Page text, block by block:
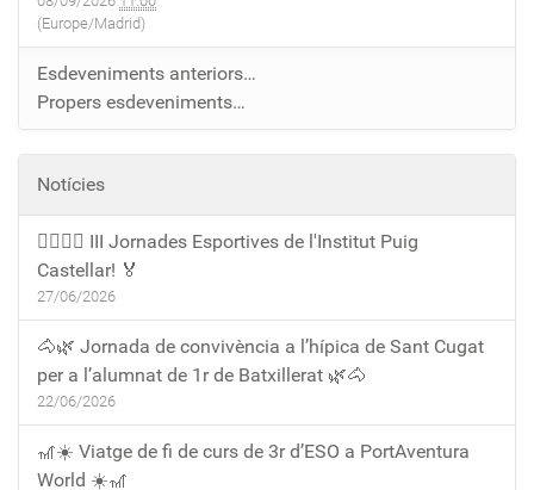
(Europe/Madrid)
Esdeveniments anteriors…
Propers esdeveniments…
Notícies
🏃‍♀️🏃‍♂️ III Jornades Esportives de l'Institut Puig
Castellar! 🏅
27/06/2026
🐴🌿 Jornada de convivència a l’hípica de Sant Cugat
per a l’alumnat de 1r de Batxillerat 🌿🐴
22/06/2026
🎢☀️ Viatge de fi de curs de 3r d’ESO a PortAventura
World ☀️🎢